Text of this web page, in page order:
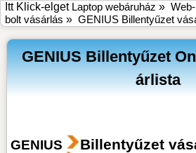
Itt Klick-elget Laptop webáruház »
bolt vásárlás » GENIUS Billentyűzet
GENIUS Billentyűzet
árlista
GENIUS Billentyűzet